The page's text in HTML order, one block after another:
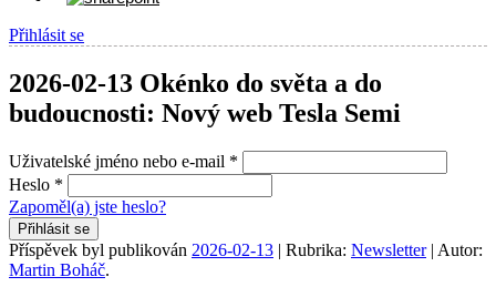
Přihlásit se
2026-02-13 Okénko do světa a do
budoucnosti: Nový web Tesla Semi
Uživatelské jméno nebo e-mail *
Heslo *
Zapoměl(a) jste heslo?
Přihlásit se
Příspěvek byl publikován 2026-02-13 | Rubrika: Newsletter| Autor:
Martin Boháč.